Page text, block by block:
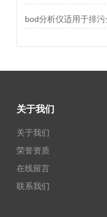
关于我们
关于我们
荣誉资质
在线留言
联系我们